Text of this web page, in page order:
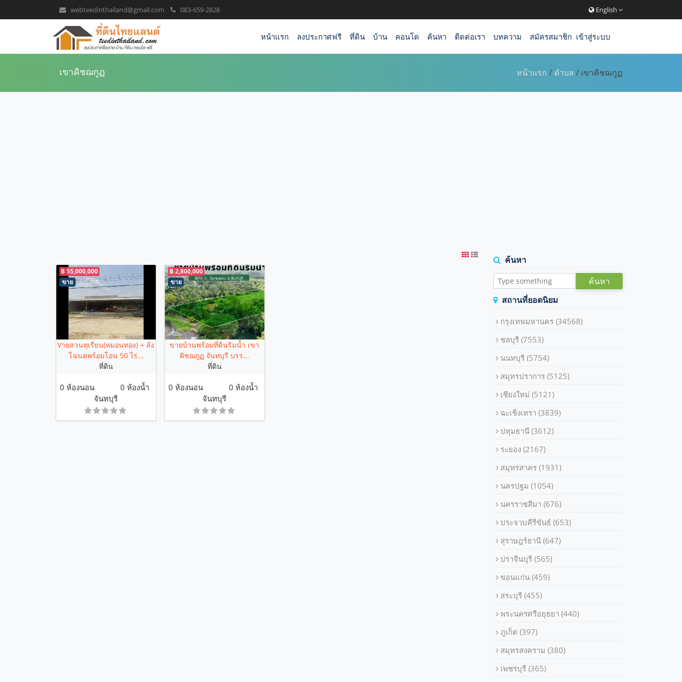
webteedinthailand@gmail.com 083-659-2828 English
หน้าแรก ลงประกาศฟรี ที่ดิน บ้าน คอนโด ค้นหา ติดต่อเรา บทความ สมัครสมาชิก เข้าสู่ระบบ
เขาคิชฌกูฏ หน้าแรก / ตำบล / เขาคิชฌกูฏ
ขาย
฿ 55,000,000
Vายสวนทุเรียน(หมอนทอง) + ล้ง
โฉนดพร้อมโอน 50 ไร่...
ที่ดิน
0 ห้องนอน
0 ห้องน้ำ
จันทบุรี
ขาย
฿ 2,800,000
ขายบ้านพร้อมที่ดินริมน้ำ เขา
คิชฌกูฏ จันทบุรี บรร...
ที่ดิน
0 ห้องนอน
0 ห้องน้ำ
จันทบุรี
ค้นหา
ค้นหา
สถานที่ยอดนิยม
กรุงเทพมหานคร
(34568)
ชลบุรี
(7553)
นนทบุรี
(5754)
สมุทรปราการ
(5125)
เชียงใหม่
(5121)
ฉะเชิงเทรา
(3839)
ปทุมธานี
(3612)
ระยอง
(2167)
สมุทรสาคร
(1931)
นครปฐม
(1054)
นครราชสีมา
(676)
ประจวบคีรีขันธ์
(653)
สุราษฎร์ธานี
(647)
ปราจีนบุรี
(565)
ขอนแก่น
(459)
สระบุรี
(455)
พระนครศรีอยุธยา
(440)
ภูเก็ต
(397)
สมุทรสงคราม
(380)
เพชรบุรี
(365)